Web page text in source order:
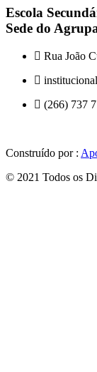
Escola
Sede do
Rua João
(266) 737
Construído por :
© 2021 Todos os